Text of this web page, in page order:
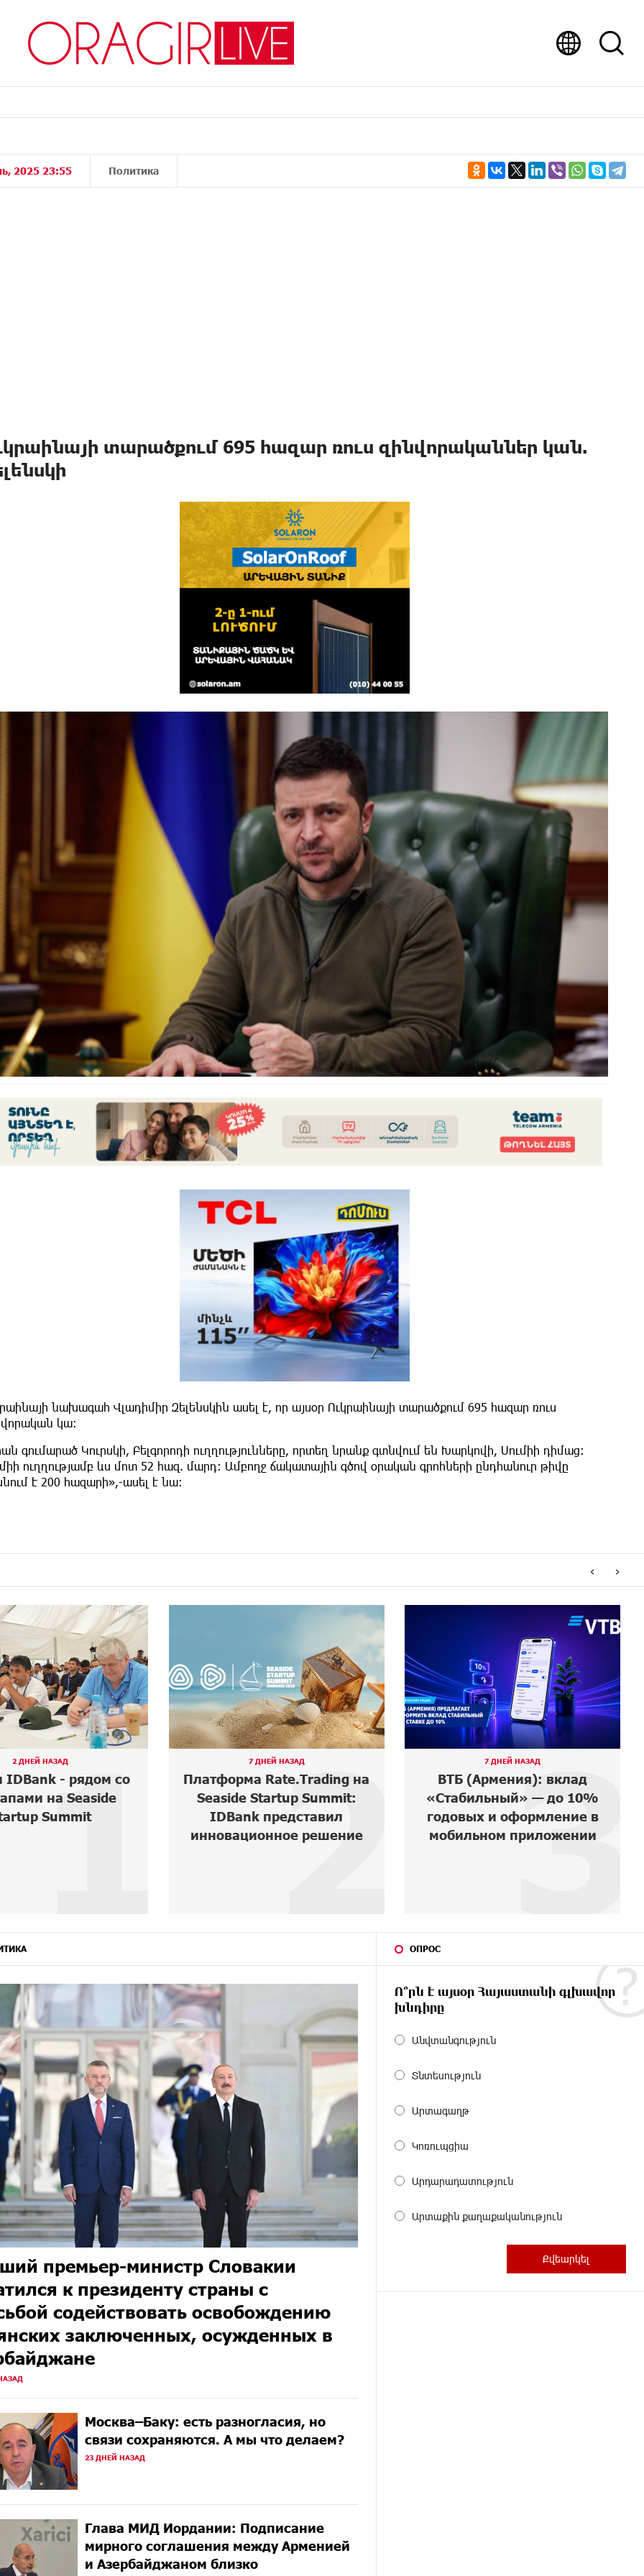
2025 23:55 Политика
տարածքում 695 հազար ռուս զինվորականներ կան.
նախագահ Վլադիմիր Զելենսկին ասել է, որ այսօր Ուկրաինայի տարածքում 695 հազար ռուս
կա։
գումարած Կուրսկի, Բելգորոդի ուղղությունները, որտեղ նրանք գտնվում են Խարկովի, Սումիի դիմաց:
ուղղությամբ ևս մոտ 52 հազ. մարդ: Ամբողջ ճակատային գծով օրական գրոհների ընդհանուր թիվը
է 200 հազարի»,-ասել է նա։
7 ДНЕЙ НАЗАД
Rate.Trading на
Startup Summit:
IDBank представил2 7 ДНЕЙ НАЗАД
ВТБ (Армения): вклад
«Стабильный» — до 10%
годовых и оформление в
мобильном приложении
3 3 ДНЕЙ НАЗАД
В мобильном приложении
Юнибанка теперь можно
зарегистрироваться также
с помощью imID
‹ ›
премьер-министр Словакии
к президенту страны с
содействовать освобождению
заключенных, осужденных в
Москва–Баку: есть разногласия, но
связи сохраняются. А мы что делаем?
23 ДНЕЙ НАЗАД
Глава МИД Иордании: Подписание
мирного соглашения между Арменией
и Азербайджаном близко
ОПРОС
Ո՞րն է այսօր Հայաստանի գլխավոր
խնդիրը
Անվտանգություն
Տնտեսություն
Արտագաղթ
Կոռուպցիա
Արդարադատություն
Արտաքին քաղաքականություն